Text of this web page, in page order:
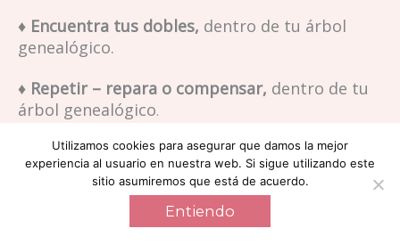
♦ Encuentra tus dobles, dentro de tu árbol
genealógico.
♦ Repetir – repara o compensar, dentro de tu
árbol genealógico.
♦ Memorias y secretosdentro de tu árbol
genealógico.
♦ Tipos de árboles genealógicos
Utilizamos cookies para asegurar que damos la mejor
experiencia al usuario en nuestra web. Si sigue utilizando este
sitio asumiremos que está de acuerdo.
Entiendo